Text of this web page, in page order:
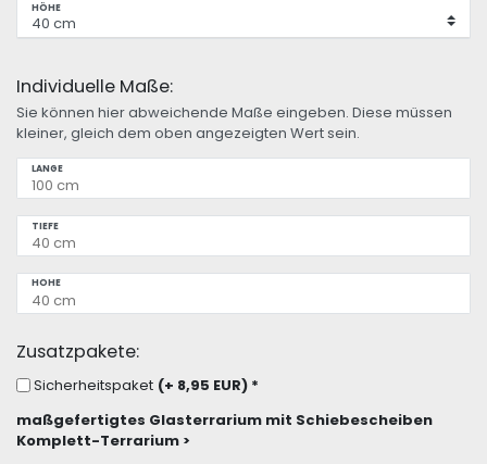
HÖHE
Individuelle Maße:
Sie können hier abweichende Maße eingeben. Diese müssen
kleiner, gleich dem oben angezeigten Wert sein.
LÄNGE
TIEFE
HÖHE
Zusatzpakete:
Sicherheitspaket (+ 8,95 EUR)*
maßgefertigtes Glasterrarium mit Schiebescheiben
Komplett-Terrarium >